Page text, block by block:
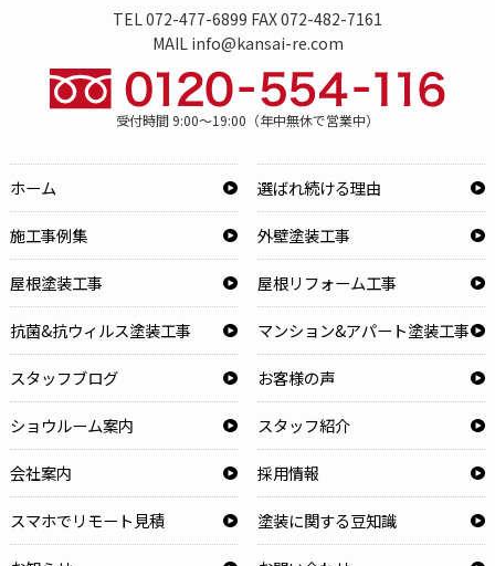
TEL 072-477-6899 FAX 072-482-7161
MAIL info@kansai-re.com
受付時間 9:00～19:00（年中無休で営業中）
ホーム 選ばれ続ける理由
施工事例集 外壁塗装工事
屋根塗装工事 屋根リフォーム工事
抗菌&抗ウィルス塗装工事 マンション&アパート塗装工事
スタッフブログ お客様の声
ショウルーム案内 スタッフ紹介
会社案内 採用情報
スマホでリモート見積 塗装に関する豆知識